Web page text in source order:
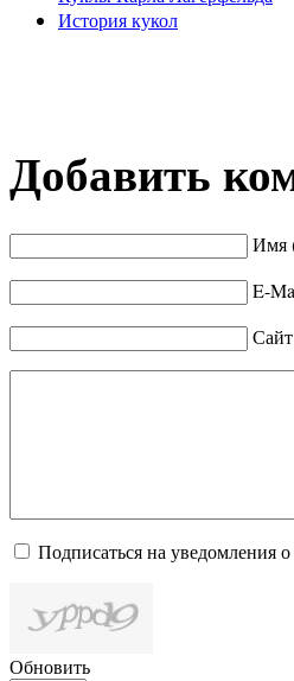
История кукол
Добавить
Имя
E-
Сайт
Подписаться на уведомления
Обновить